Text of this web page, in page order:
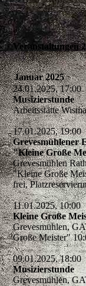
Veranstaltungen
Januar 2025
24.01.2025, 17:00
Musizierstunde
Arbeitsstätte
17.01.2025, 19:00
Grevesmühlener
"Kleine Große
Grevesmühlen
"Kleine Große
frei,
11.01.2025, 10:00
Kleine Große
Grevesmühlen,
Große Meister"
09.01.2025, 18:00
Musizierstunde
Grevesmühlen,